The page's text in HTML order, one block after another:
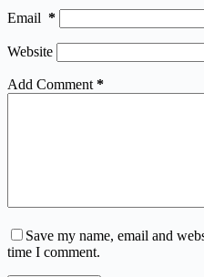
Email *
Website
Add Comment *
Save my name, email and
time I comment.